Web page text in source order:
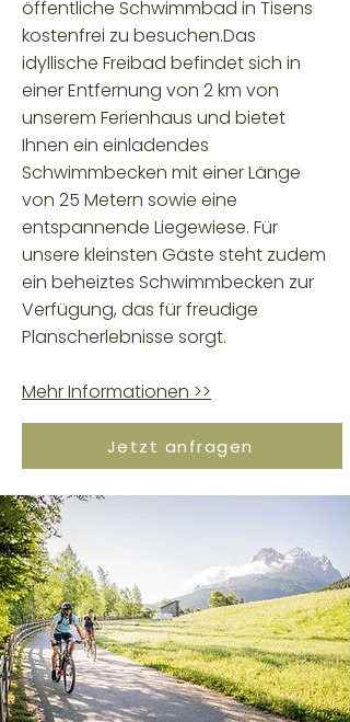
öffentliche Schwimmbad in Tisens
kostenfrei zu besuchen.Das
idyllische Freibad befindet sich in
einer Entfernung von 2 km von
unserem Ferienhaus und bietet
Ihnen ein einladendes
Schwimmbecken mit einer Länge
von 25 Metern sowie eine
entspannende Liegewiese. Für
unsere kleinsten Gäste steht zudem
ein beheiztes Schwimmbecken zur
Verfügung, das für freudige
Planscherlebnisse sorgt.
Mehr Informationen >>
Jetzt anfragen